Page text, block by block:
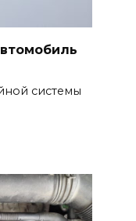
системы